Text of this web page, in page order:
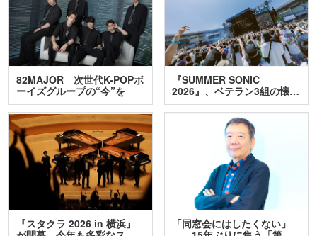
82MAJOR 次世代K-POPボ
ーイズグループの“今”を
訊…
『SUMMER SONIC
2026』、ベテラン3組の懐…
『スタクラ 2026 in 横浜』
「同窓会にはしたくない」